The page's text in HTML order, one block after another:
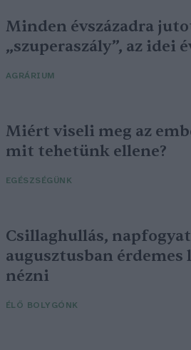
Minden évszázadra
„szuperaszály”, az idei
AGRÁRIUM
Miért viseli meg az
mit tehetünk ellene?
EGÉSZSÉGÜNK
Csillaghullás,
augusztusban érdemes
nézni
ÉLŐ BOLYGÓNK